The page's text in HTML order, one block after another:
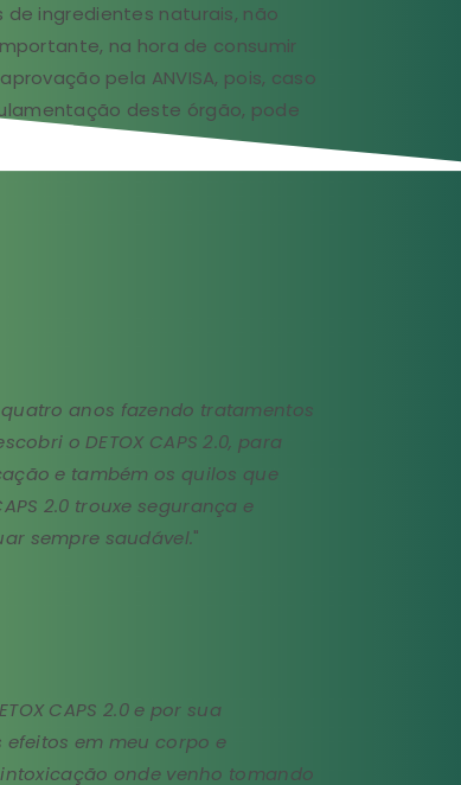
ingredientes naturais, não
na hora de consumir
pela ANVISA, pois, caso
deste órgão, pode
anos fazendo tratamentos
o DETOX CAPS 2.0, para
e também os quilos que
2.0 trouxe segurança e
sempre saudável."
CAPS 2.0 e por sua
em meu corpo e
onde venho tomando